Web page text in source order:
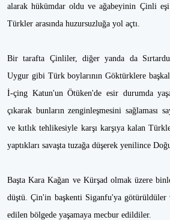
alarak hükümdar oldu ve ağabeyinin Çinli
Türkler arasında huzursuzluğa yol açtı.
Bir tarafta Çinliler, diğer yanda da
Uygur gibi Türk boylarının Göktürklere
İ-çing Katun'un Ötüken'de esir durumda
çıkarak bunların zenginleşmesini sağlaması
ve kıtlık tehlikesiyle karşı karşıya kalan
yaptıkları savaşta tuzağa düşerek yenilince
Başta Kara Kağan ve Kürşad olmak üzere
düştü. Çin'in başkenti Siganfu'ya götürüldüler
edilen bölgede yaşamaya mecbur edildiler.